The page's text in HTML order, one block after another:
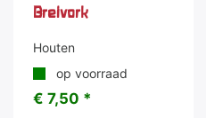
Breivork
Houten
op voorraad
€ 7,50 *